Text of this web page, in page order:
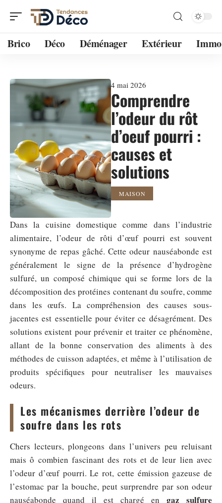
Brico Déco Déménager Extérieur Immo
4 mai 2026
Comprendre
l’odeur du rôt
d’oeuf pourri :
causes et
solutions
MAISON
Dans la cuisine domestique comme dans l’industrie
alimentaire, l’odeur de rôti d’œuf pourri est souvent
synonyme de repas gâché. Cette odeur nauséabonde est
généralement le signe de la présence d’hydrogène
sulfuré, un composé chimique qui se forme lors de la
décomposition des protéines contenant du soufre, comme
dans les œufs. La compréhension des causes sous-
jacentes est essentielle pour éviter ce désagrément. Des
solutions existent pour prévenir et traiter ce phénomène,
allant de la bonne conservation des aliments à des
méthodes de cuisson adaptées, et même à l’utilisation de
produits spécifiques pour neutraliser les mauvaises
odeurs.
Les mécanismes derrière l’odeur de
soufre dans les rots
Chers lecteurs, plongeons dans l’univers peu reluisant
mais ô combien fascinant des rots et de leur lien avec
l’odeur d’œuf pourri. Le rot, cette émission gazeuse de
l’estomac par la bouche, peut surprendre par son odeur
nauséabonde quand il est chargé en gaz sulfure